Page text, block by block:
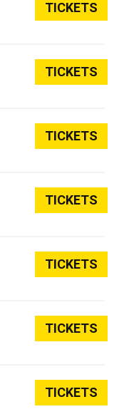
TICKETS
TICKETS
TICKETS
TICKETS
TICKETS
TICKETS
TICKETS